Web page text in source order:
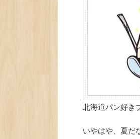
北海道パン好き
いやはや、夏だ